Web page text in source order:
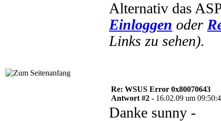
Alternativ das
Einloggen oder
Links zu sehen).
Re: WSUS Error 0x80070643
Antwort #2 - 16.02.09 um
Danke sunny -